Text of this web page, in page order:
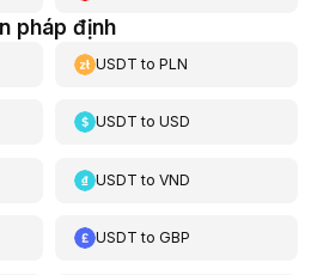
pháp định
USDT toPLN
USDT toUSD
USDT toVND
USDT toGBP